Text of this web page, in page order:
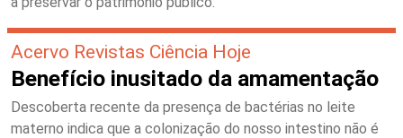
Acervo Revistas Ciência Hoje
Benefício inusitado da amamentação
Descoberta recente da presença de bactérias no leite
materno indica que a colonização do nosso intestino não é